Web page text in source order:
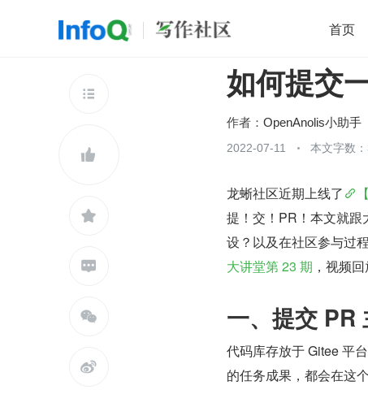
首页
开源 架构
程
查看更多






如何提交
作者： OpenAnolis小助手
2022-07-11 本文字数
龙蜥社区近期上线了
提！交！PR！本文就
设？以及在社区参与过
大讲堂第 23 期 ，视频
一、提交 PR
代码库存放于 Gitee 平
的任务成果，都会在这